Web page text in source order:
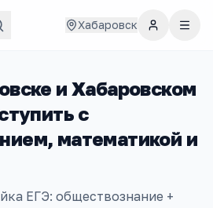
Хабаровск
и Хабаровском
с
математикой и
ЕГЭ: обществознание +